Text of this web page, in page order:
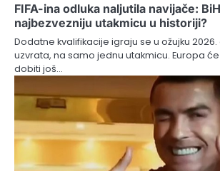
FIFA-ina odluka naljutila navijače:
najbezvezniju utakmicu u historiji?
Dodatne kvalifikacije igraju se u ožujku
uzvrata, na samo jednu utakmicu. Europa
dobiti još…